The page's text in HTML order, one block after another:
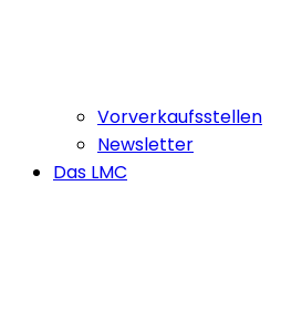
Vorverkaufsstellen
Newsletter
Das LMC